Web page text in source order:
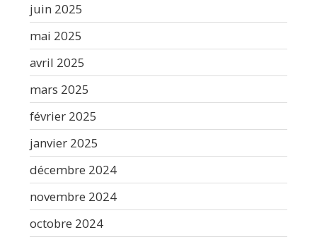
juin 2025
mai 2025
avril 2025
mars 2025
février 2025
janvier 2025
décembre 2024
novembre 2024
octobre 2024